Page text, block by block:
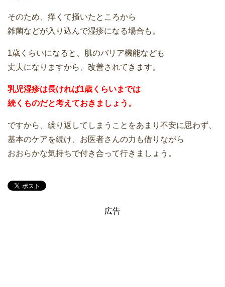
そのため、痒くて掻いたところから
雑菌などが入り込んで湿疹になる場合も。
1歳くらいになると、肌のバリア機能なども
丈夫になりますから、改善されてきます。
乳児湿疹は長ければ1歳くらいまでは
続くものだと考えておきましょう。
ですから、繰り返してしまうことをあまり不安に思わず、
基本のケアを続け、お医者さんの力も借りながら
おおらかな気持ちで付き合って行きましょう。
広告